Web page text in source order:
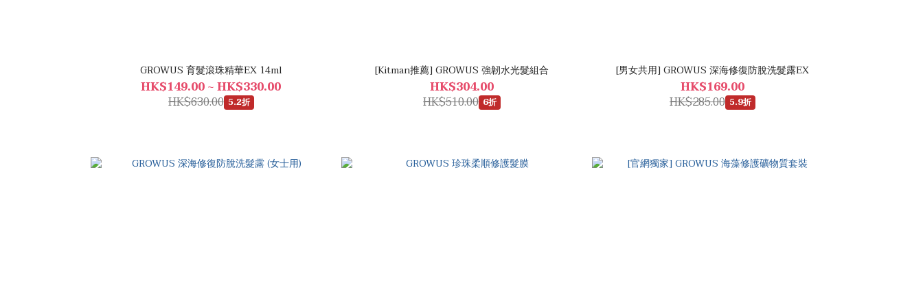
GROWUS 育髮滾珠精華EX 14ml
HK$149.00 ~ HK$330.00
HK$630.00 5.2折
[Kitman推薦] GROWUS 強韌水光髮組合
HK$304.00
HK$510.00 6折
[男女共用] GROWUS 深海修復防脫洗髮露EX
HK$169.00
HK$285.00 5.9折